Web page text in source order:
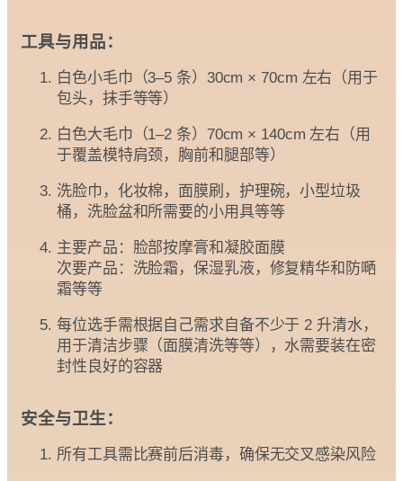
工具与用品：
白色小毛巾（3–5 条）30cm × 70cm 左右（用于
包头，抹手等等）
白色大毛巾（1–2 条）70cm × 140cm 左右（用
于覆盖模特肩颈，胸前和腿部等）
洗脸巾，化妆棉，面膜刷，护理碗，小型垃圾
桶，洗脸盆和所需要的小用具等等
主要产品：脸部按摩膏和凝胶面膜
次要产品：洗脸霜，保湿乳液，修复精华和防嗮
霜等等
每位选手需根据自己需求自备不少于 2 升清水，
用于清洁步骤（面膜清洗等等），水需要装在密
封性良好的容器
安全与卫生：
所有工具需比赛前后消毒，确保无交叉感染风险